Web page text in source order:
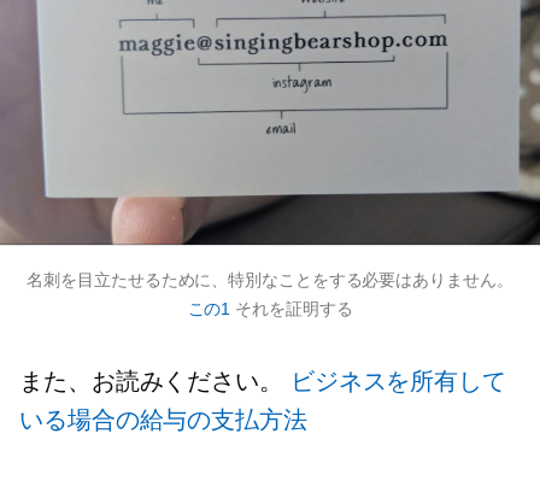
名刺を目立たせるために、特別なことをする必要はありません。
この1 それを証明する
また、お読みください。
ビジネスを所有して
いる場合の給与の支払方法